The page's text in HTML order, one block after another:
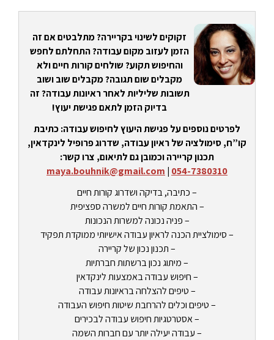
זקוקים לשינוי בקריירה? מתלבטים אם זה
הזמן לעזוב מקום עבודה? התחלתם לחפש
והחיפוש תקוע? שולחים קורות חיים ולא
מקבלים שום תגובה? מקבלים שוב ושוב
תשובות שליליות לאחר ראיונות עבודה? זה
בדיוק הזמן לתאם פגישת יעוץ!
לפרטים נוספים על פגישת היעוץ לחיפוש עבודה: כתיבת
קו”ח, סימולציה של ראיון עבודה, שדרוג פרופיל לינקדאין,
תכנון קריירה וכמובן גם לתיאום, צרו קשר:
054-7380310
|
maya.bouhnik@gmail.com
– כתיבה, בדיקה ושדרוג קורות חיים
– התאמת קורות חיים למשרה ספציפית
– פניה נכונה למשרות הנכונות
– סימולציית הכנה לראיון עבודה אישיותי ממוקדת תפקיד
– תכנון נכון של קריירה
– מיתוג נכון ברשתות חברתיות
– חיפוש עבודה באמצעות לינקדאין
– טיפים להצלחה בראיונות עבודה
– טיפים וכלים להרחבת שיטות חיפוש העבודה
– אסטרטגיות חיפוש עבודה לבכירים
– עבודה יעילה יותר עם חברות השמה